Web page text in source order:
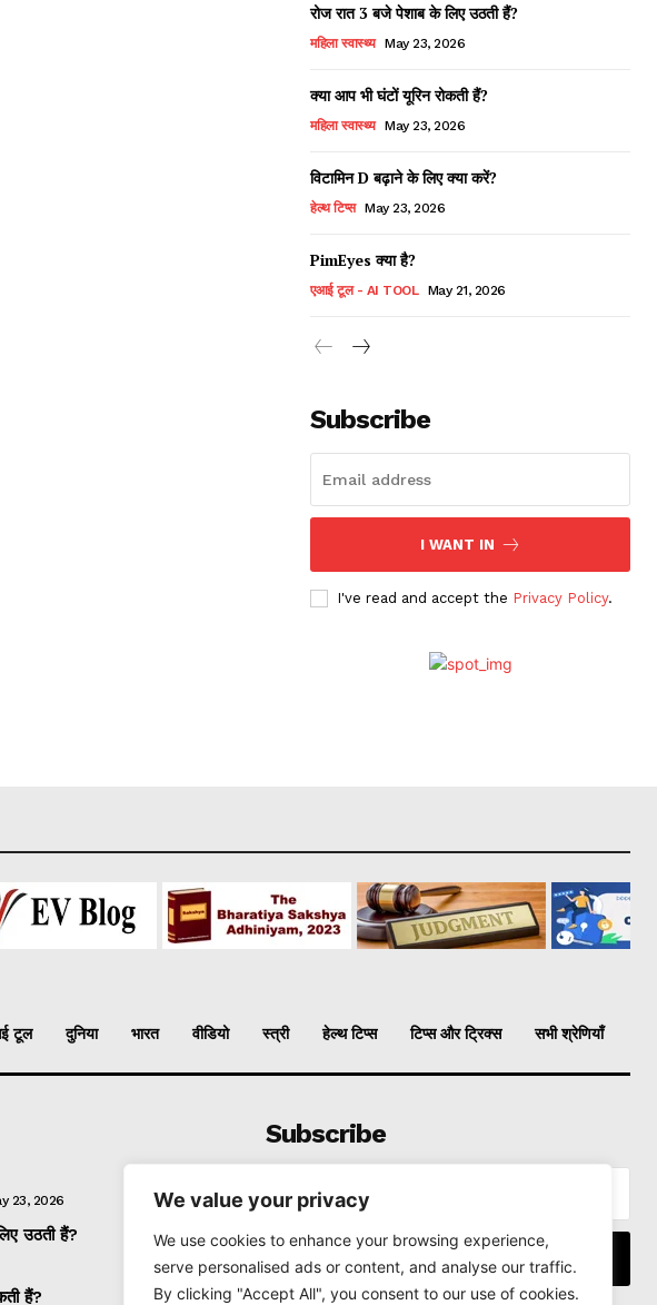
We value your privacy
We use cookies to enhance your browsing experience,
serve personalised ads or content, and analyse our traffic.
By clicking "Accept All", you consent to our use of cookies.
रोज रात 3 बजे पेशाब के लिए उठती हैं?
महिला स्वास्थ्य May 23, 2026
क्या आप भी घंटों यूरिन रोकती हैं?
महिला स्वास्थ्य May 23, 2026
विटामिन D बढ़ाने के लिए क्या करें?
हेल्थ टिप्स May 23, 2026
PimEyes क्या है?
एआई टूल - AI TOOL May 21, 2026
Subscribe
I WANT IN
I've read and accept the Privacy Policy.
टूल दुनिया भारत वीडियो स्त्री हेल्थ टिप्स टिप्स और ट्रिक्स सभी श्रेणियाँ
23, 2026
उठती हैं?
हैं?
Subscribe
I WANT IN